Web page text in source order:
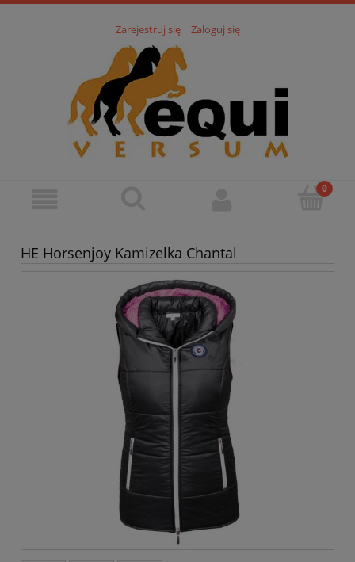
Zarejestruj się Zaloguj się
HE Horsenjoy Kamizelka Chantal